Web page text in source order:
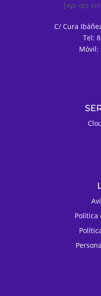
[xyz-ips
C/ Cura
Tel:
Móvil:
Política